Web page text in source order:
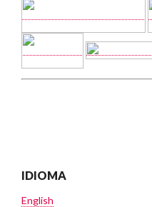
IDIOMA
English